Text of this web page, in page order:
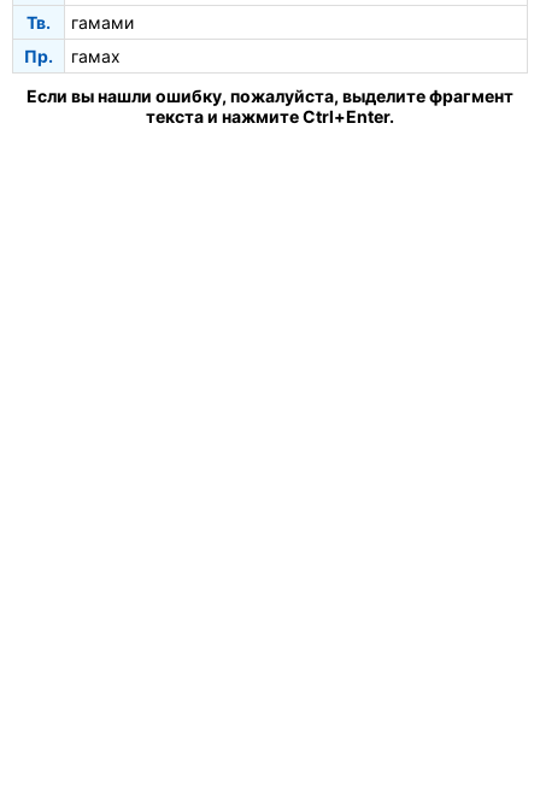
Тв.
гамами
Пр.
гамах
Если вы нашли ошибку, пожалуйста, выделите фрагмент
текста и нажмите Ctrl+Enter.